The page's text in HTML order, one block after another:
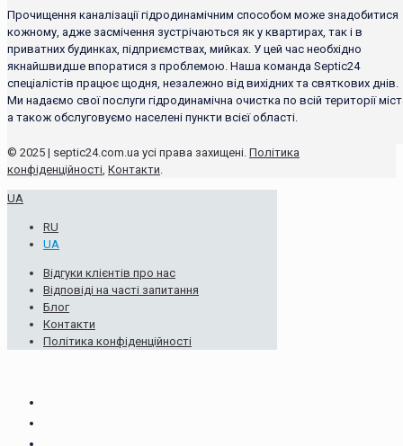
Прочищення каналізації гідродинамічним способом може знадобитися
кожному, адже засмічення зустрічаються як у квартирах, так і в
приватних будинках, підприємствах, мийках. У цей час необхідно
якнайшвидше впоратися з проблемою. Наша команда Septic24
спеціалістів працює щодня, незалежно від вихідних та святкових днів.
Ми надаємо свої послуги гідродинамічна очистка по всій території
а також обслуговуємо населені пункти всієї області.
© 2025 | septic24.com.ua усі права захищені. Політика
конфіденційності, Контакти.
UA
RU
UA
Відгуки клієнтів про нас
Відповіді на часті запитання
Блог
Контакти
Політика конфіденційності